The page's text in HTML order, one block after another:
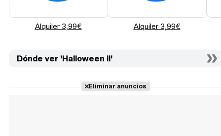
Alquiler 3,99€ Alquiler 3,99€
Dónde ver 'Halloween II'
Eliminar anuncios